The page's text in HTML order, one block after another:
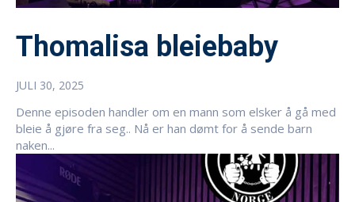
Thomalisa bleiebaby
JULI 30, 2025
Denne episoden handler om en mann som elsker å gå med
bleie å gjøre fra seg.. Nå er han dømt for å sende barn
naken...